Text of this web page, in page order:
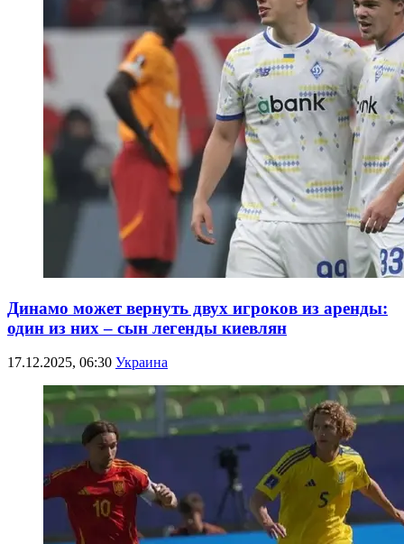
Динамо может вернуть двух игроков из аренды:
один из них – сын легенды киевлян
17.12.2025, 06:30 Украина